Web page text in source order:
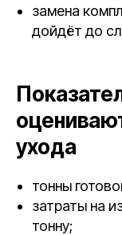
замена
дойдёт до
ухода
тонны
затраты на
тонну;